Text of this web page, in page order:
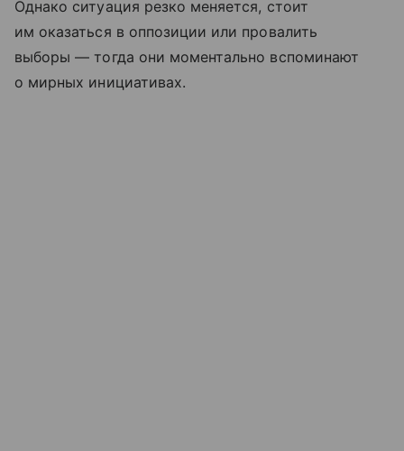
Однако ситуация резко меняется, стоит
им оказаться в оппозиции или провалить
выборы — тогда они моментально вспоминают
о мирных инициативах.